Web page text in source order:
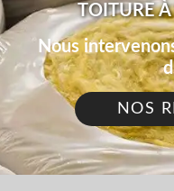
TOITURE
Nous
NOS